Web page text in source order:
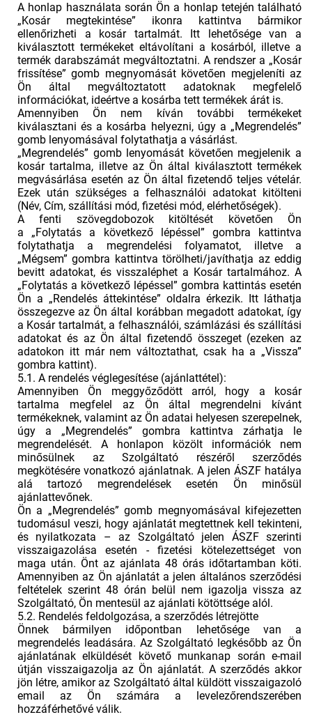
A honlap használata során Ön a honlap tetején található
„Kosár megtekintése” ikonra kattintva bármikor
ellenőrizheti a kosár tartalmát. Itt lehetősége van a
kiválasztott termékeket eltávolítani a kosárból, illetve a
termék darabszámát megváltoztatni. A rendszer a „Kosár
frissítése” gomb megnyomását követően megjeleníti az
Ön által megváltoztatott adatoknak megfelelő
információkat, ideértve a kosárba tett termékek árát is.
Amennyiben Ön nem kíván további termékeket
kiválasztani és a kosárba helyezni, úgy a „Megrendelés”
gomb lenyomásával folytathatja a vásárlást.
„Megrendelés” gomb lenyomását követően megjelenik a
kosár tartalma, illetve az Ön által kiválasztott termékek
megvásárlása esetén az Ön által fizetendő teljes vételár.
Ezek után szükséges a felhasználói adatokat kitölteni
(Név, Cím, szállítási mód, fizetési mód, elérhetőségek).
A fenti szövegdobozok kitöltését követően Ön
a „Folytatás a következő lépéssel” gombra kattintva
folytathatja a megrendelési folyamatot, illetve a
„Mégsem” gombra kattintva törölheti/javíthatja az eddig
bevitt adatokat, és visszaléphet a Kosár tartalmához. A
„Folytatás a következő lépéssel” gombra kattintás esetén
Ön a „Rendelés áttekintése” oldalra érkezik. Itt láthatja
összegezve az Ön által korábban megadott adatokat, így
a Kosár tartalmát, a felhasználói, számlázási és szállítási
adatokat és az Ön által fizetendő összeget (ezeken az
adatokon itt már nem változtathat, csak ha a „Vissza”
gombra kattint).
5.1. A rendelés véglegesítése (ajánlattétel):
Amennyiben Ön meggyőződött arról, hogy a kosár
tartalma megfelel az Ön által megrendelni kívánt
termékeknek, valamint az Ön adatai helyesen szerepelnek,
úgy a „Megrendelés” gombra kattintva zárhatja le
megrendelését. A honlapon közölt információk nem
minősülnek az Szolgáltató részéről szerződés
megkötésére vonatkozó ajánlatnak. A jelen ÁSZF hatálya
alá tartozó megrendelések esetén Ön minősül
ajánlattevőnek.
Ön a „Megrendelés” gomb megnyomásával kifejezetten
tudomásul veszi, hogy ajánlatát megtettnek kell tekinteni,
és nyilatkozata – az Szolgáltató jelen ÁSZF szerinti
visszaigazolása esetén - fizetési kötelezettséget von
maga után. Önt az ajánlata 48 órás időtartamban köti.
Amennyiben az Ön ajánlatát a jelen általános szerződési
feltételek szerint 48 órán belül nem igazolja vissza az
Szolgáltató, Ön mentesül az ajánlati kötöttsége alól.
5.2. Rendelés feldolgozása, a szerződés létrejötte
Önnek bármilyen időpontban lehetősége van a
megrendelés leadására. Az Szolgáltató legkésőbb az Ön
ajánlatának elküldését követő munkanap során e-mail
útján visszaigazolja az Ön ajánlatát. A szerződés akkor
jön létre, amikor az Szolgáltató által küldött visszaigazoló
email az Ön számára a levelezőrendszerében
hozzáférhetővé válik.